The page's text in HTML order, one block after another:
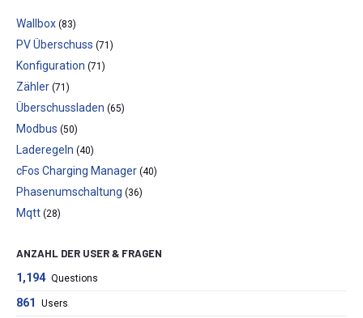
Wallbox (83)
PV Überschuss (71)
Konfiguration (71)
Zähler (71)
Überschussladen (65)
Modbus (50)
Laderegeln (40)
cFos Charging Manager (40)
Phasenumschaltung (36)
Mqtt (28)
ANZAHL DER USER & FRAGEN
1,194 Questions
861 Users